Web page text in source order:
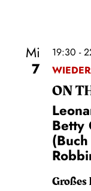
Mi
7
19:30 -
ON
Betty
Großes